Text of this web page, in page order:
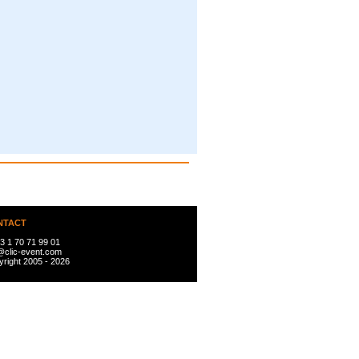
1 70 71 99 01
event.com
2005 - 2026